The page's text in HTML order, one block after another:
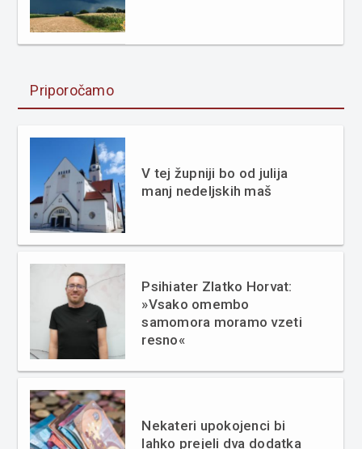
Priporočamo
V tej župniji bo od julija
manj nedeljskih maš
Psihiater Zlatko Horvat:
»Vsako omembo
samomora moramo vzeti
resno«
Nekateri upokojenci bi
lahko prejeli dva dodatka